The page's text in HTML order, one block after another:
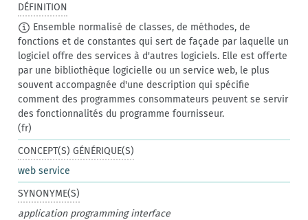
DÉFINITION
Ensemble normalisé de classes, de méthodes, de
fonctions et de constantes qui sert de façade par laquelle un
logiciel offre des services à d'autres logiciels. Elle est offerte
par une bibliothèque logicielle ou un service web, le plus
souvent accompagnée d'une description qui spécifie
comment des programmes consommateurs peuvent se servir
des fonctionnalités du programme fournisseur.
(fr)
CONCEPT(S) GÉNÉRIQUE(S)
web service
SYNONYME(S)
application programming interface